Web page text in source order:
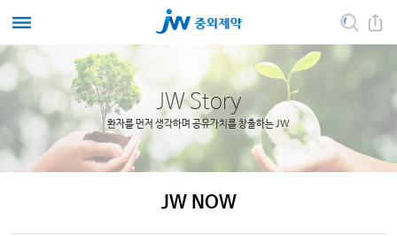
JW Story
환자를 먼저 생각하며 공유가치를 창출하는 JW
JW NOW